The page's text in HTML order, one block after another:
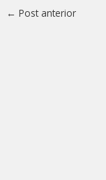
← Post anterior